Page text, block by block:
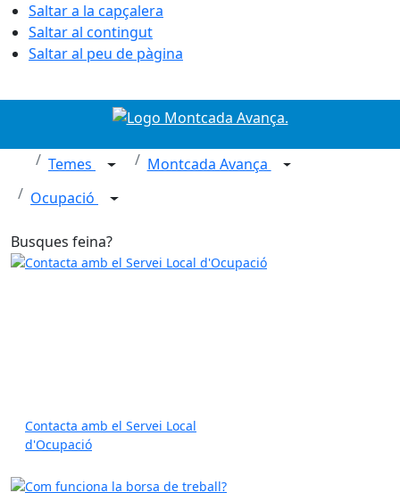
Saltar a la capçalera
Saltar al contingut
Saltar al peu de pàgina
Temes
Montcada Avança
Ocupació
Busques feina?
Contacta amb el Servei Local
d'Ocupació